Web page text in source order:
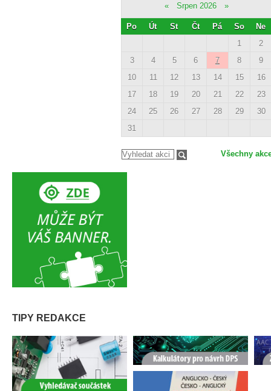
« Srpen 2026 »
Po Út St Čt Pá So
Ne
1
2
3
4 5 6 7 8
9
10
11 12 13 14 15
16
17
18 19 20 21 22
23
24
25 26 27 28 29
30
31
Všechny
TIPY REDAKCE